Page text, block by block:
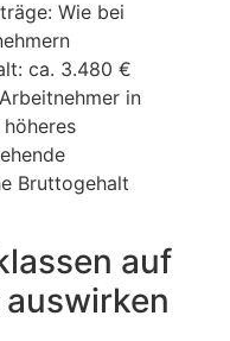
Wie bei
ca. 3.480 €
in
Bruttogehalt
auf